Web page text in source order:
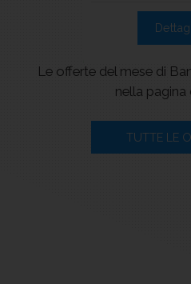
Le offerte del mese di
nella pagina
TUTTE LE